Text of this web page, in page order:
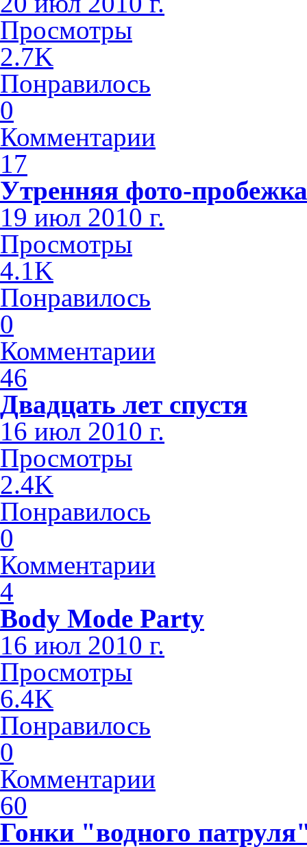
Просмотры
2.7K
Понравилось
0
Комментарии
17
Утренняя фото-пробежка
19 июл 2010 г.
Просмотры
4.1K
Понравилось
0
Комментарии
46
Двадцать лет спустя
16 июл 2010 г.
Просмотры
2.4K
Понравилось
0
Комментарии
4
Body Mode Party
16 июл 2010 г.
Просмотры
6.4K
Понравилось
0
Комментарии
60
Гонки "водного